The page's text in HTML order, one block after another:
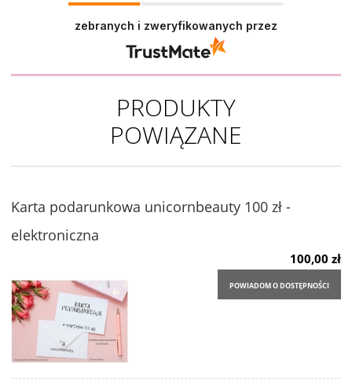
jak Ty. Z pozdrowieniami, obsługa sklepu.
zebranych i zweryfikowanych przez
PRODUKTY
POWIĄZANE
Karta podarunkowa unicornbeauty 100 zł -
elektroniczna
100,00 zł
POWIADOM O DOSTĘPNOŚCI